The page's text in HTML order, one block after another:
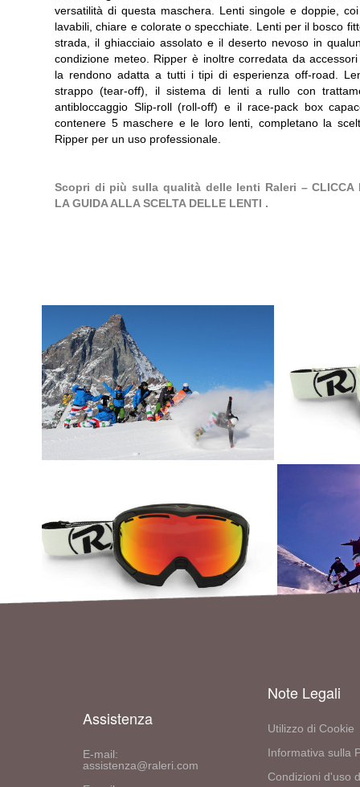
versatilità di questa maschera. Lenti singole e doppie,
lavabili, chiare e colorate o specchiate. Lenti per il bosco
strada, il ghiacciaio assolato e il deserto nevoso in
condizione meteo. Ripper è inoltre corredata da
la rendono adatta a tutti i tipi di esperienza off-road.
strappo (tear-off), il sistema di lenti a rullo con
antibloccaggio Slip-roll (roll-off) e il race-pack box
contenere 5 maschere e le loro lenti, completano la
Ripper per un uso professionale.
Scopri di più sulla qualità delle lenti Raleri – CLICCA
LA GUIDA ALLA SCELTA DELLE LENTI .
Assistenza
E-mail:
assistenza@raleri.com
Note Legali
Utilizzo di Cookie
Informativa sulla
Condizioni d'uso